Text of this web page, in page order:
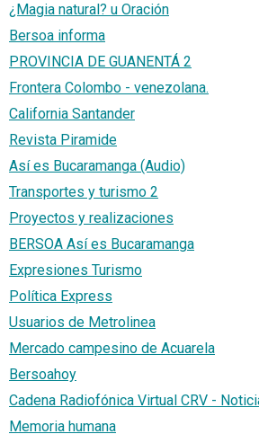
¿Magia natural? u Oración
Bersoa informa
PROVINCIA DE GUANENTÁ 2
Frontera Colombo - venezolana.
California Santander
Revista Piramide
Así es Bucaramanga (Audio)
Transportes y turismo 2
Proyectos y realizaciones
BERSOA Así es Bucaramanga
Expresiones Turismo
Política Express
Usuarios de Metrolinea
Mercado campesino de Acuarela
Bersoahoy
Cadena Radiofónica Virtual CRV -
Memoria humana